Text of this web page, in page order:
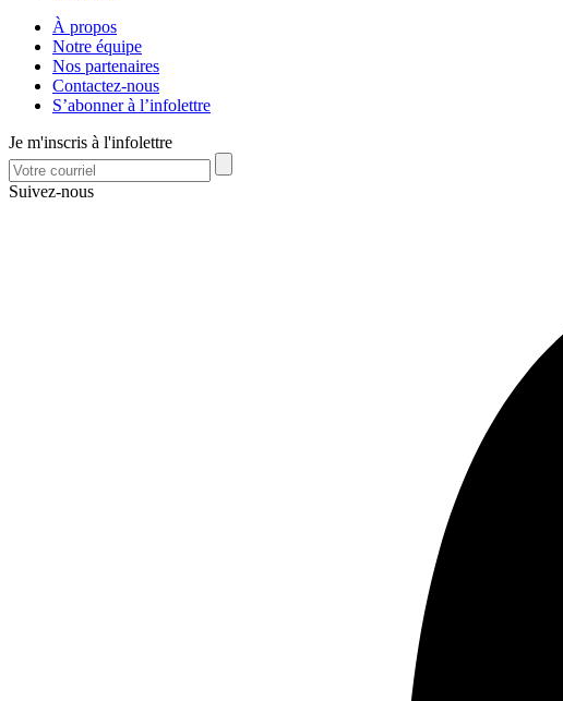
À propos
Notre équipe
Nos partenaires
Contactez-nous
S’abonner à l’infolettre
Je m'inscris à l'infolettre
Suivez-nous